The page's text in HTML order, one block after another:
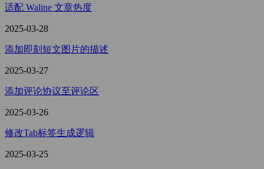
适配 Waline 文章热度
2025-03-28
添加即刻短文图片的描述
2025-03-27
添加评论协议至评论区
2025-03-26
修改Tab标签生成逻辑
2025-03-25